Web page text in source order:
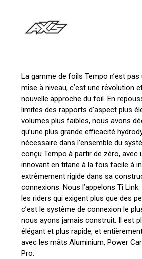
La gamme de foils Tempo n’est pas
mise à niveau, c’est une révolution
nouvelle approche du foil. En
limites des rapports d’aspect plus
volumes plus faibles, nous avons
qu’une plus grande efficacité
nécessaire dans l’ensemble du
conçu Tempo à partir de zéro, avec
innovant en titane à la fois facile à
extrêmement rigide dans sa
connexions. Nous l’appelons Ti
les riders qui exigent plus que des
c’est le système de connexion le
nous ayons jamais construit. Il est
élégant et plus rapide, et
avec les mâts Aluminium, Power
Pro.